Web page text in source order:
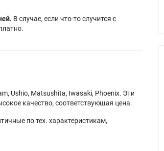
В случае, если что-то случится с
Ushio, Matsushita, Iwasaki, Phoenix. Эти
качество, соответствующая цена.
по тех. характеристикам,